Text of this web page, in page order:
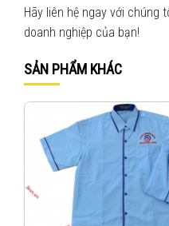
Hãy liên hệ ngay với chúng
doanh nghiệp của bạn!
SẢN PHẨM KHÁC